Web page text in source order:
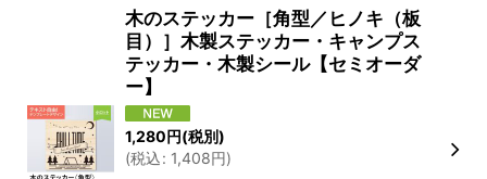
木のステッカー［角型／ヒノキ（板
目）］木製ステッカー・キャンプス
テッカー・木製シール【セミオーダ
ー】
1,280円(税別)
(税込: 1,408円)